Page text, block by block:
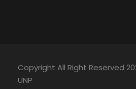
Copyright All Right Reserved
UNP